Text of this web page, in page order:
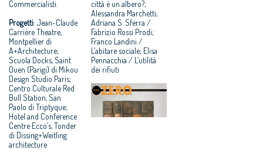
Commercialisti.
Progetti: Jean-Claude
Carrière Theatre,
Montpellier di
A+Architecture;
Scuola Docks, Saint
Ouen (Parigi) di Mikou
Design Studio Paris;
Centro Culturale Red
Bull Station, San
Paolo di Triptyque;
Hotel and Conference
Centre Ecco’s, Tonder
di Dissing+Weitling
architecture
città è un albero?;
Alessandra Marchetti;
Adriana S. Sferra /
Fabrizio Rossi Prodi;
Franco Landini /
L’abitare sociale; Elisa
Pennacchia / L’utilità
dei rifiuti